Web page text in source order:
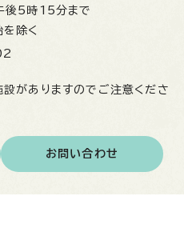
後5時15分まで
を除く
がありますのでご注意くださ
お問い合わせ